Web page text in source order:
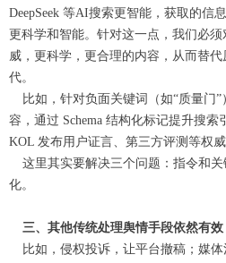
DeepSeek 等AI搜索更智能，获取的信
更科学和智能。 针对这一点，我们必
威，更科学，更合理的内容，从而替代
代。
比如，针对负面关键词（如“质量门
容，通过 Schema 结构化标记提升搜
KOL 发布用户证言、第三方评测等权
这里其实要解决三个问题：指令和
化。
三、其他传统处理舆情手段依然有效
比如，侵权投诉，让平台撤稿；媒体